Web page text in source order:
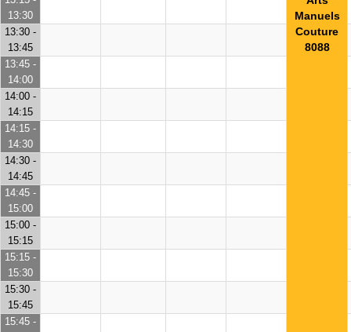
Manuels
Couture
8088
13:30
13:30 -
13:45
13:45 -
14:00
14:00 -
14:15
14:15 -
14:30
14:30 -
14:45
14:45 -
15:00
15:00 -
15:15
15:15 -
15:30
15:30 -
15:45
15:45 -